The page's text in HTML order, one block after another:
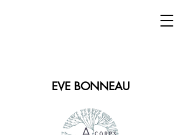
EVE BONNEAU